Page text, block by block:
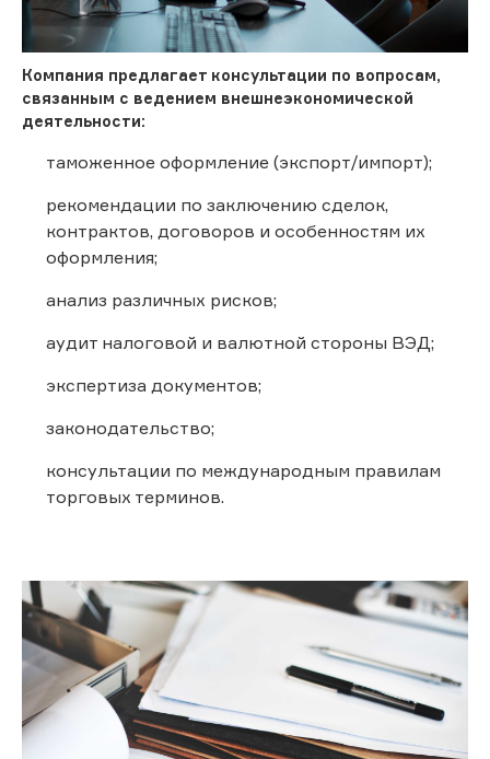
Компания предлагает консультации по вопросам,
связанным с ведением внешнеэкономической
деятельности:
таможенное оформление (экспорт/импорт);
рекомендации по заключению сделок,
контрактов, договоров и особенностям их
оформления;
анализ различных рисков;
аудит налоговой и валютной стороны ВЭД;
экспертиза документов;
законодательство;
консультации по международным правилам
торговых терминов.